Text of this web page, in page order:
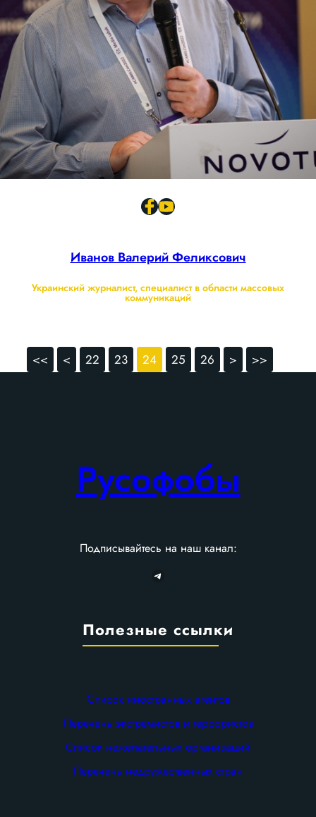
Иванов Валерий Феликсович
Украинский журналист, специалист в области массовых
коммуникаций
<< < 22 23 24 25 26 > >>
Русофобы
Подписывайтесь на наш канал:
Telegram
Полезные ссылки
Список иностранных агентов
Перечень экстремистов и террористов
Список нежелательных организаций
Перечень недружественных стран